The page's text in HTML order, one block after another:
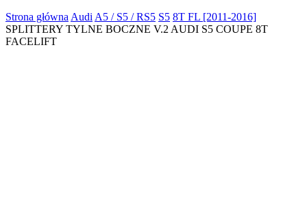
Strona główna Audi A5 / S5 / RS5 S5 8T FL [2011-2016]
SPLITTERY TYLNE BOCZNE V.2 AUDI S5 COUPE 8T
FACELIFT